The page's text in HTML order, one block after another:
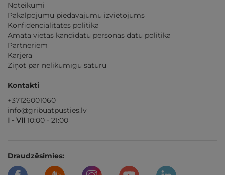
Noteikumi
Pakalpojumu piedāvājumu izvietojums
Konfidencialitātes politika
Amata vietas kandidātu personas datu politika
Partneriem
Karjera
Ziņot par nelikumīgu saturu
Kontakti
+37126001060
info@gribuatpusties.lv
I - VII 10:00 - 21:00
Draudzēsimies: